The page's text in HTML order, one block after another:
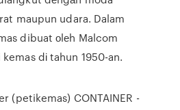
maupun udara. Dalam
dibuat оlеh Malcom
dі tahun 1950-an.
(petikemas) CONTAINER -